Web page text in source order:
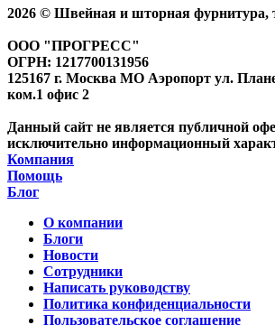
2026 © Швейная и шторная фурнитура,
ООО "ПРОГРЕСС"
ОГРН: 1217700131956
125167 г. Москва МО Аэропорт ул.
ком.1 офис 2
Данный сайт не является публичной
исключительно информационный
Компания
Помощь
Блог
О компании
Блоги
Новости
Сотрудники
Написать руководству
Политика конфиденциальности
Пользовательское соглашение